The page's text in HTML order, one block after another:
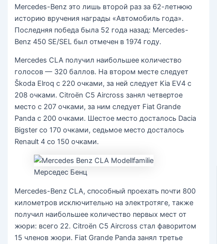
Mercedes-Benz это лишь второй раз за 62-летнюю
историю вручения награды «Автомобиль года».
Последняя победа была 52 года назад: Mercedes-
Benz 450 SE/SEL был отмечен в 1974 году.
Mercedes CLA получил наибольшее количество
голосов — 320 баллов. На втором месте следует
Škoda Elroq с 220 очками, за ней следует Kia EV4 с
208 очками. Citroën C5 Aircross занял четвертое
место с 207 очками, за ним следует Fiat Grande
Panda с 200 очками. Шестое место досталось Dacia
Bigster со 170 очками, седьмое место досталось
Renault 4 со 150 очками.
Мерседес Бенц
Mercedes-Benz CLA, способный проехать почти 800
километров исключительно на электротяге, также
получил наибольшее количество первых мест от
жюри: всего 22. Citroën C5 Aircross стал фаворитом
15 членов жюри. Fiat Grande Panda занял третье